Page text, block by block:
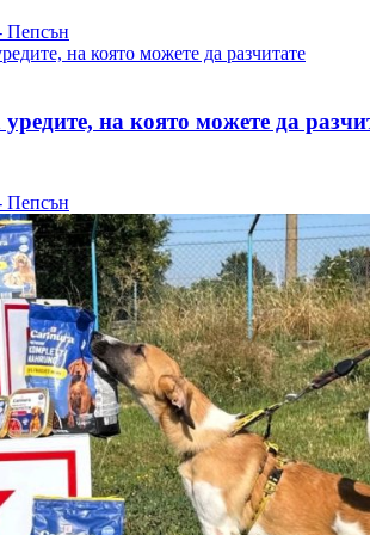
Пепсън
на която можете да
Пепсън